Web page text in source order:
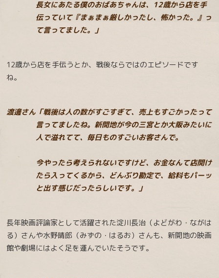
長女にあたる僕のおばあちゃんは、12歳から店を手
伝っていて『まぁまぁ厳しかったし、怖かった。』っ
て言ってました。」
12歳から店を手伝うとか、戦後ならではのエピソードです
ね。
渡邊さん「戦後は人の数がすごすぎて、売上もすごかったって
言ってましたね。新開地が今の三宮とか大阪みたいに
人で溢れてて、毎日ものすごいお客さんで。
今やったら考えられないですけど、お金なんて店開け
たら入ってくるから、どんぶり勘定で、給料もパーッ
と出す感じだったらしいです。」
長年映画評論家として活躍された淀川長治（よどがわ・ながは
る）さんや水野晴郎（みずの・はるお）さんも、新開地の映画
館や劇場にはよく足を運んでいたそうです。